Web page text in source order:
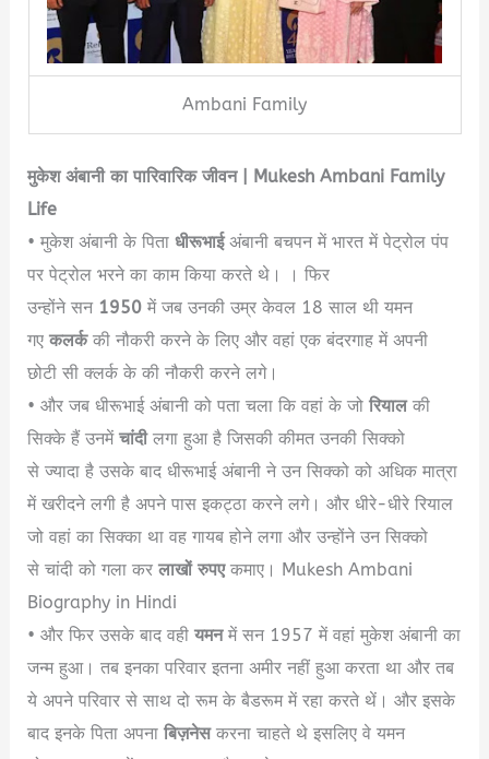
Ambani Family
मुकेश अंबानी का पारिवारिक जीवन | Mukesh Ambani Family
Life
• मुकेश अंबानी के पिताधीरूभाईअंबानी बचपन में भारत में पेट्रोल पंप
पर पेट्रोल भरने का काम किया करते थे। । फिर
उन्होंने सन 1950 में जब उनकी उम्र केवल 18 साल थी यमन
गएकलर्ककी नौकरी करने के लिए और वहां एक बंदरगाह में अपनी
छोटी सी क्लर्क के की नौकरी करने लगे।
• और जब धीरूभाई अंबानी को पता चला कि वहां के जोरियालकी
सिक्के हैं उनमेंचांदीलगा हुआ है जिसकी कीमत उनकी सिक्को
से ज्यादा है उसके बाद धीरूभाई अंबानी ने उन सिक्को को अधिक मात्रा
में खरीदने लगी है अपने पास इकट्ठा करने लगे। और धीरे-धीरे रियाल
जो वहां का सिक्का था वह गायब होने लगा और उन्होंने उन सिक्को
से चांदी को गला करलाखों रुपएकमाए। Mukesh Ambani
Biography in Hindi
• और फिर उसके बाद वहीयमनमें सन 1957 में वहां मुकेश अंबानी का
जन्म हुआ। तब इनका परिवार इतना अमीर नहीं हुआ करता था और तब
ये अपने परिवार से साथ दो रूम के बैडरूम में रहा करते थें। और इसके
बाद इनके पिता अपनाबिज़नेसकरना चाहते थे इसलिए वे यमन